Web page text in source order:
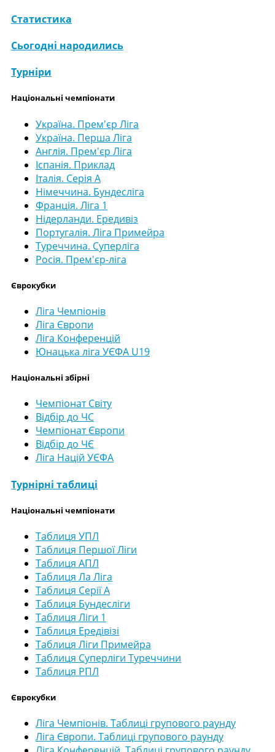
Статистика
Сьогодні народились
Турніри
Національні чемпіонати
Україна. Прем'єр Ліга
Україна. Перша Ліга
Англія. Прем'єр Ліга
Іспанія. Приклад
Італія. Серія А
Німеччина. Бундесліга
Франція. Ліга 1
Нідерланди. Ередивіз
Португалія. Ліга Примейра
Туреччина. Суперліга
Росія. Прем'єр-ліга
Єврокубки
Ліга Чемпіонів
Ліга Європи
Ліга Конференцій
Юнацька ліга УЄФА U19
Національні збірні
Чемпіонат Світу
Відбір до ЧС
Чемпіонат Європи
Відбір до ЧЄ
Ліга Націй УЄФА
Турнірні таблиці
Національні чемпіонати
Таблиця УПЛ
Таблиця Першої Ліги
Таблиця АПЛ
Таблиця Ла Ліга
Таблиця Серії А
Таблиця Бундесліги
Таблиця Ліги 1
Таблиця Ередівізі
Таблиця Ліги Примейра
Таблиця Суперліги Туреччини
Таблиця РПЛ
Єврокубки
Ліга Чемпіонів. Таблиці групового раунду
Ліга Європи. Таблиці групового раунду